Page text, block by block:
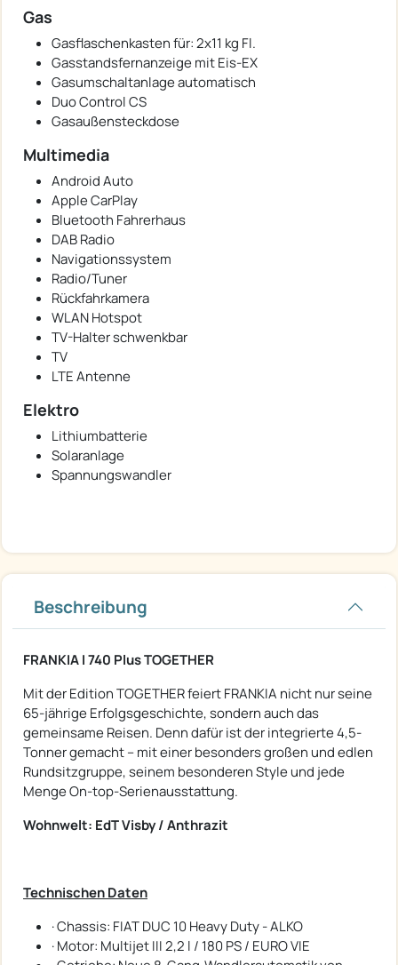
Gas
Gasflaschenkasten für: 2x11 kg Fl.
Gasstandsfernanzeige mit Eis-EX
Gasumschaltanlage automatisch
Duo Control CS
Gasaußensteckdose
Multimedia
Android Auto
Apple CarPlay
Bluetooth Fahrerhaus
DAB Radio
Navigationssystem
Radio/Tuner
Rückfahrkamera
WLAN Hotspot
TV-Halter schwenkbar
TV
LTE Antenne
Elektro
Lithiumbatterie
Solaranlage
Spannungswandler
Beschreibung
FRANKIA I 740 Plus TOGETHER
Mit der Edition TOGETHER feiert FRANKIA nicht nur seine
65-jährige Erfolgsgeschichte, sondern auch das
gemeinsame Reisen. Denn dafür ist der integrierte 4,5-
Tonner gemacht – mit einer besonders großen und edlen
Rundsitzgruppe, seinem besonderen Style und jede
Menge On-top-Serienausstattung.
Wohnwelt: EdT Visby / Anthrazit
Technischen Daten
· Chassis: FIAT DUC 10 Heavy Duty - ALKO
· Motor: Multijet III 2,2 l / 180 PS / EURO VIE